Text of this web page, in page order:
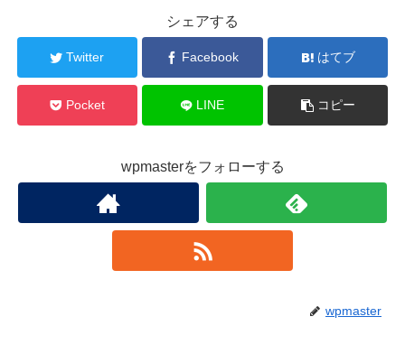
シェアする
Twitter Facebook はてブ
Pocket LINE コピー
wpmasterをフォローする
wpmaster